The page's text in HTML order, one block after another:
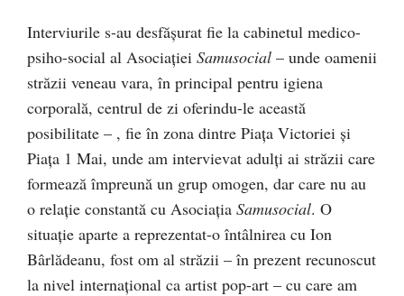
Interviurile s-au desfășurat fie la cabinetul medico-
psiho-social al Asociației Samusocial – unde oamenii
străzii veneau vara, în principal pentru igiena
corporală, centrul de zi oferindu-le această
posibilitate – , fie în zona dintre Piața Victoriei și
Piața 1 Mai, unde am intervievat adulți ai străzii care
formează împreună un grup omogen, dar care nu au
o relație constantă cu Asociația Samusocial. O
situație aparte a reprezentat-o întâlnirea cu Ion
Bârlădeanu, fost om al străzii – în prezent recunoscut
la nivel internațional ca artist pop-art – cu care am